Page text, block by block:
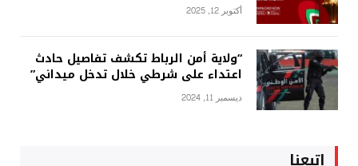
أكتوبر 12, 2025
“ولاية أمن الرباط تكشف تفاصيل حادث
اعتداء على شرطي خلال تدخل ميداني”
ديسمبر 11, 2024